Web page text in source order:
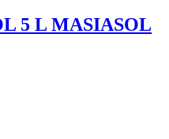
5 L MASIASOL